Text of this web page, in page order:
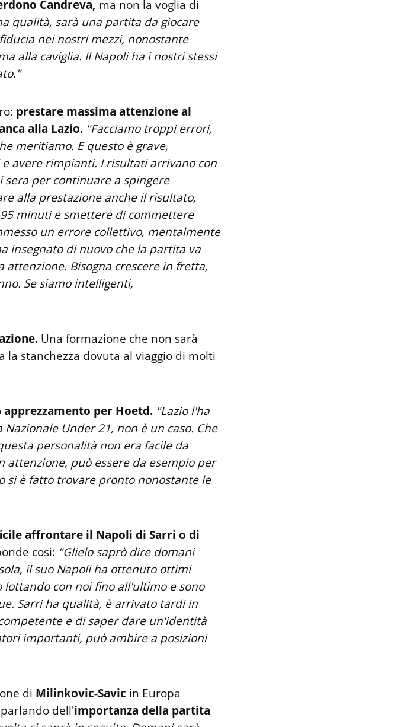
Candreva, ma non la voglia di
qualità, sarà una partita da giocare
nei nostri mezzi, nonostante
alla caviglia. Il Napoli ha i nostri stessi
prestare massima attenzione al
alla Lazio. "Facciamo troppi errori,
meritiamo. E questo è grave,
avere rimpianti. I risultati arrivano con
per continuare a spingere
alla prestazione anche il risultato,
minuti e smettere di commettere
un errore collettivo, mentalmente
insegnato di nuovo che la partita va
Bisogna crescere in fretta,
Se siamo intelligenti,
Una formazione che non sarà
stanchezza dovuta al viaggio di molti
apprezzamento per Hoetd. "Lazio l'ha
Under 21, non è un caso. Che
personalità non era facile da
attenzione, può essere da esempio per
si è fatto trovare pronto nonostante le
affrontare il Napoli di Sarri o di
cosi: "Glielo saprò dire domani
il suo Napoli ha ottenuto ottimi
con noi fino all'ultimo e sono
Sarri ha qualità, è arrivato tardi in
e di saper dare un'identità
importanti, può ambire a posizioni
di Milinkovic-Savic in Europa
dell'importanza della partita